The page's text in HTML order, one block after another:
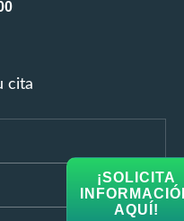
cita
¡SOLICITA
AQUÍ!